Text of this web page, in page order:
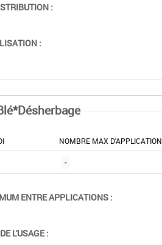
:
:
NOMBRE MAX D'APPLICATION
-
ENTRE APPLICATIONS :
L'USAGE :